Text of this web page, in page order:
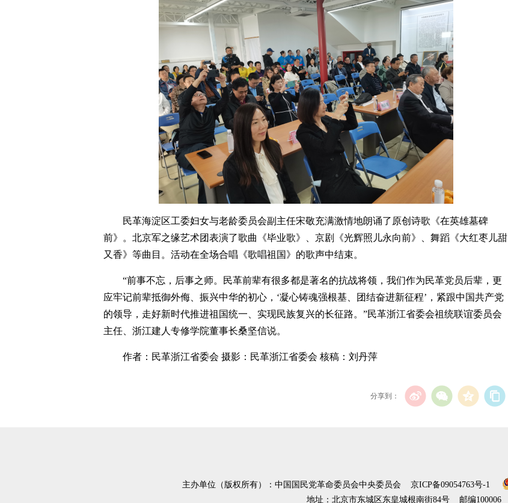
民革海淀区工委妇女与老龄委员会副主任宋敬充满激情地朗诵了原创诗歌《在英雄墓碑
前》。北京军之缘艺术团表演了歌曲《毕业歌》、京剧《光辉照儿永向前》、舞蹈《大红枣儿甜
又香》等曲目。活动在全场合唱《歌唱祖国》的歌声中结束。
“前事不忘，后事之师。民革前辈有很多都是著名的抗战将领，我们作为民革党员后辈，更
应牢记前辈抵御外侮、振兴中华的初心，‘凝心铸魂强根基、团结奋进新征程’，紧跟中国共产党
的领导，走好新时代推进祖国统一、实现民族复兴的长征路。”民革浙江省委会祖统联谊委员会
主任、浙江建人专修学院董事长桑坚信说。
作者：民革浙江省委会 摄影：民革浙江省委会 核稿：刘丹萍
分享到：
主办单位（版权所有）：中国国民党革命委员会中央委员会 京ICP备09054763号-1
地址：北京市东城区东皇城根南街84号 邮编100006